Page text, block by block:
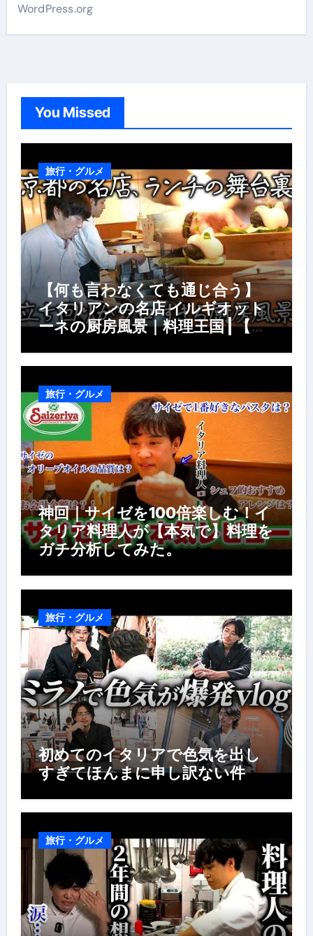
WordPress.org
You Missed
旅行・グルメ
【何も言わなくても通じ合う】
イタリアンの名店 イルギオット
ーネの厨房風景｜料理王国 | 【厨
風景】
旅行・グルメ
神回｜サイゼを100倍楽しむ！イ
タリア料理人が【本気で】料理を
ガチ分析してみた。
旅行・グルメ
初めてのイタリアで色気を出し
すぎてほんまに申し訳ない件
旅行・グルメ